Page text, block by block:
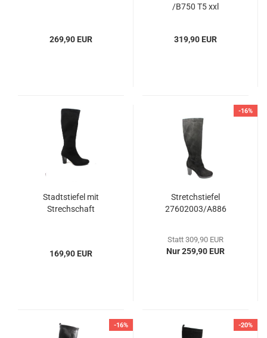
269,90 EUR
/B750 T5 xxl
319,90 EUR
Stadtstiefel mit
Strechschaft
169,90 EUR
-16%
Stretchstiefel
27602003/A886
Statt 309,90 EUR
Nur 259,90 EUR
-16% -20%